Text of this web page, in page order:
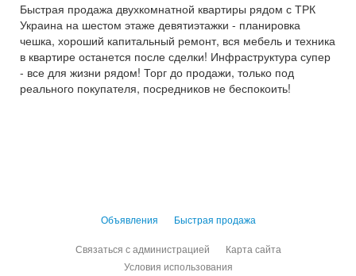
Быстрая продажа двухкомнатной квартиры рядом с ТРК
Украина на шестом этаже девятиэтажки - планировка
чешка, хороший капитальный ремонт, вся мебель и техника
в квартире останется после сделки! Инфраструктура супер
- все для жизни рядом! Торг до продажи, только под
реального покупателя, посредников не беспокоить!
Объявления Быстрая продажа
Связаться с администрацией
Карта сайта
Условия использования